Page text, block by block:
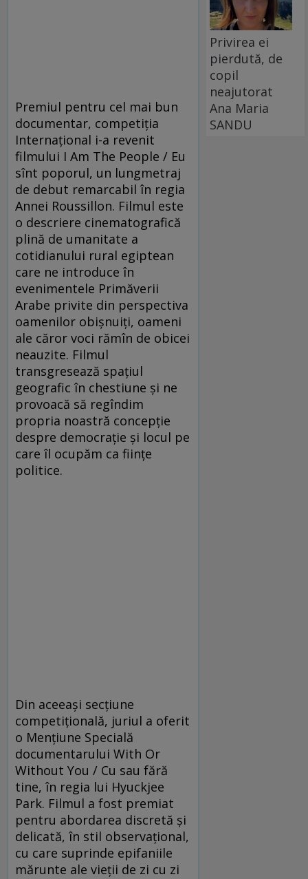
Premiul pentru cel mai bun
documentar, competiția
Internațional i-a revenit
filmului I Am The People / Eu
sînt poporul, un lungmetraj
de debut remarcabil în regia
Annei Roussillon. Filmul este
o descriere cinematografică
plină de umanitate a
cotidianului rural egiptean
care ne introduce în
evenimentele Primăverii
Arabe privite din perspectiva
oamenilor obișnuiți, oameni
ale căror voci rămîn de obicei
neauzite. Filmul
transgresează spațiul
geografic în chestiune și ne
provoacă să regîndim
propria noastră concepție
despre democrație și locul pe
care îl ocupăm ca ființe
politice.
Din aceeași secțiune
competițională, juriul a oferit
o Mențiune Specială
documentarului With Or
Without You / Cu sau fără
tine, în regia lui Hyuckjee
Park. Filmul a fost premiat
pentru abordarea discretă și
delicată, în stil observațional,
cu care suprinde epifaniile
mărunte ale vieții de zi cu zi
Privirea ei
pierdută, de
copil
neajutorat
Ana Maria
SANDU